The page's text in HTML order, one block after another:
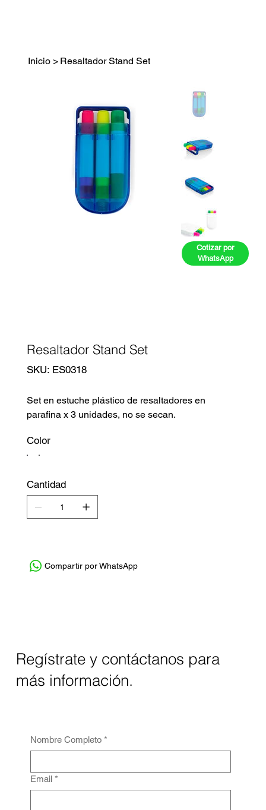
Inicio > Resaltador Stand Set
Resaltador Stand Set
SKU: SKU
ES0318
ES0318
Set en estuche plástico de resaltadores en
parafina x 3 unidades, no se secan.
Color
Cantidad
Compartir por WhatsApp
Regístrate y contáctanos para
más información.
Nombre Completo *
Email *
Cotizar por
WhatsApp